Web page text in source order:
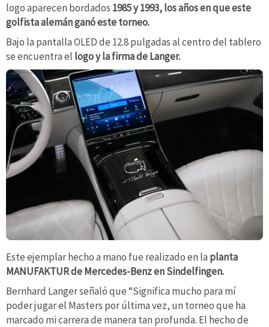
logo aparecen bordados 1985 y 1993, los años en que este
golfista alemán ganó este torneo.
Bajo la pantalla OLED de 12.8 pulgadas al centro del tablero
se encuentra el logo y la firma de Langer.
Este ejemplar hecho a mano fue realizado en la planta
MANUFAKTUR de Mercedes-Benz en Sindelfingen.
Bernhard Langer señaló que “Significa mucho para mí
poder jugar el Masters por última vez, un torneo que ha
marcado mi carrera de manera tan profunda. El hecho de